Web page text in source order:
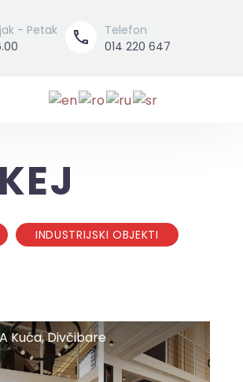
- Petak


Telefon
014 220 647
INDUSTRIJSKI OBJEKTI
A Kuća, Divčibare